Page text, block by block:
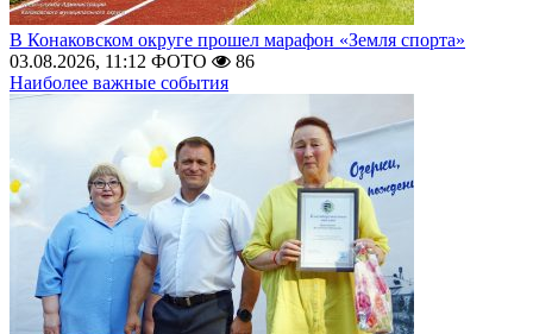
В Конаковском округе прошел марафон «Земля спорта»
03.08.2026, 11:12 ФОТО
86
Наиболее важные события